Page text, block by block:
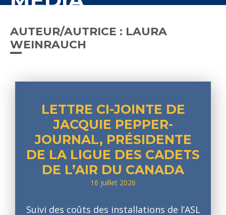
AUTEUR/AUTRICE : LAURA
WEINRAUCH
LETTRE CI-JOINTE DE
JACQUIE PEPPER-
JOURNAL, PRÉSIDENTE
DE LA LIGUE DES CADETS
DE L’AIR DU CANADA
16 juillet 2026
Suivi des coûts des installations de l’ASL